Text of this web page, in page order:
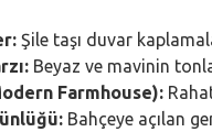
Şile taşı duvar
Beyaz ve mavinin
Farmhouse):
Bahçeye açılan